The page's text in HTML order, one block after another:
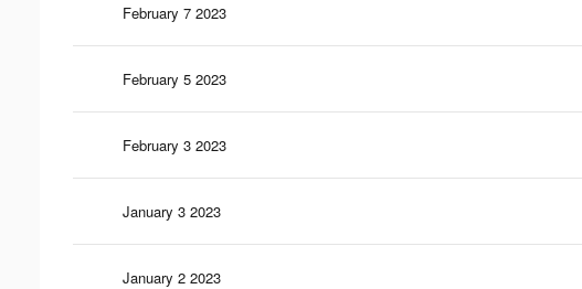
February 7 2023
February 5 2023
February 3 2023
January 3 2023
January 2 2023